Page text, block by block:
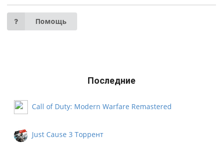
Помощь
Последние
Call of Duty: Modern Warfare Remastered
Just Cause 3 Торрент